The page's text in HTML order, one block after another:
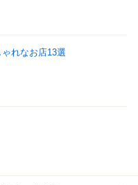
れなお店13選